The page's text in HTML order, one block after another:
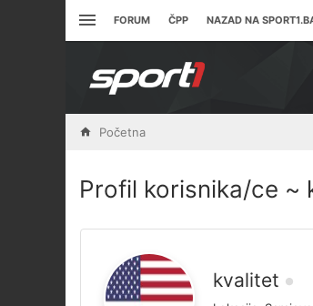
FORUM ČPP NAZAD NA
Početna
Profil korisnika/ce ~
kvalitet